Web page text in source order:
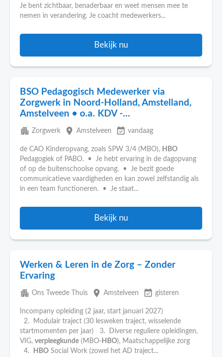
Je bent zichtbaar, benaderbaar en weet mensen mee te
nemen in verandering. Je coacht medewerkers...
Bekijk nu
BSO Pedagogisch Medewerker via
Zorgwerk in Noord-Holland, Amstelland,
Amstelveen • o.a. KDV -...
apartment Zorgwerk place Amstelveen event_available vandaag
de CAO Kinderopvang, zoals SPW 3/4 (MBO), HBO
Pedagogiek of PABO. • Je hebt ervaring in de dagopvang
of op de buitenschoolse opvang. • Je bezit goede
communicatieve vaardigheden en kan zowel zelfstandig als
in een team functioneren. • Je staat...
Bekijk nu
Werken & Leren in de Zorg – Zonder
Ervaring
apartment Ons Tweede Thuis place Amstelveen event_available gisteren
Incompany opleiding (2 jaar, start januari 2027)
2. Modulair traject (30 lesweken traject, wisselende
startmomenten per jaar) 3. Diverse reguliere opleidingen,
VIG, verpleegkunde (MBO- HBO), Maatschappelijke zorg
4.
HBO Social Work (zowel het AD traject...